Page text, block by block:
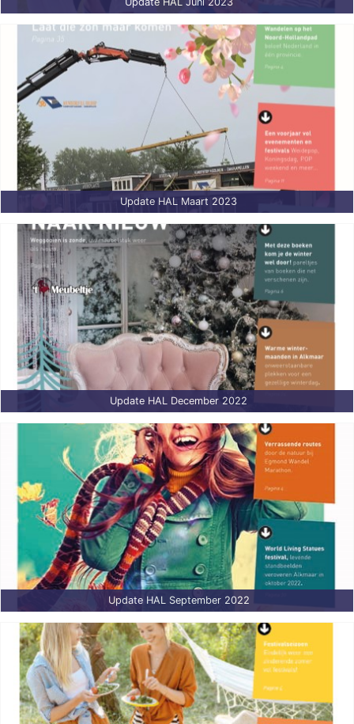
Update HAL Maart 2023
Update HAL December 2022
Update HAL September 2022